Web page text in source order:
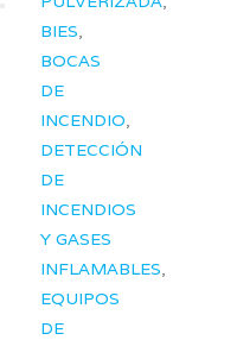
BIES,
BOCAS
DE
INCENDIO,
DETECCIÓN
DE
INCENDIOS
Y GASES
INFLAMABLES,
EQUIPOS
DE